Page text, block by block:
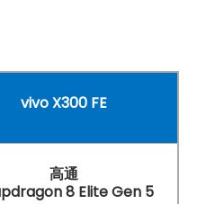
vivo X300 FE
高通
8 Elite Gen 5